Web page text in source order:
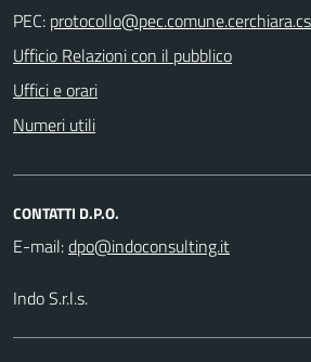
PEC:
Ufficio Relazioni con il pubblico
Uffici e orari
Numeri utili
CONTATTI D.P.O.
E-mail:
Indo S.r.l.s.